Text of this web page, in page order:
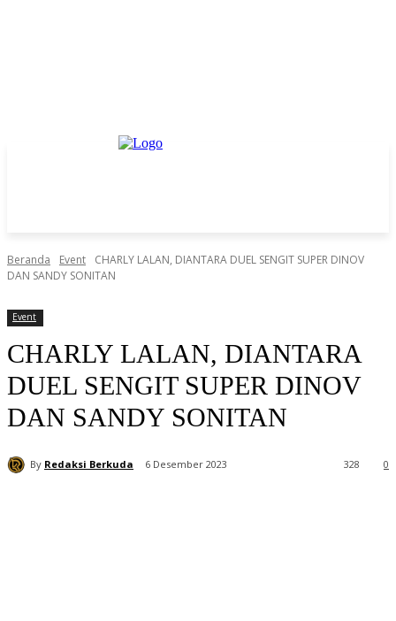
Beranda Event
CHARLY LALAN, DIANTARA DUEL SENGIT SUPER DINOV
DAN SANDY SONITAN
Event
CHARLY LALAN, DIANTARA
DUEL SENGIT SUPER DINOV
DAN SANDY SONITAN
By Redaksi Berkuda 6 Desember 2023 0
328